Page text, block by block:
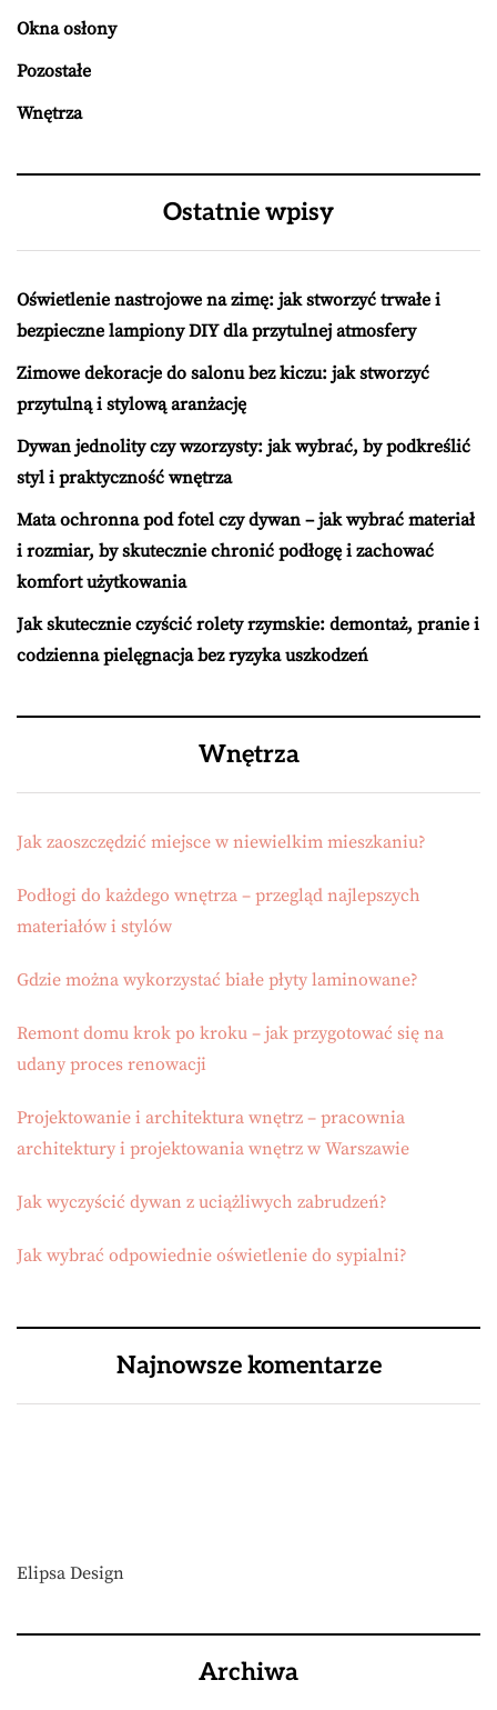
Okna osłony
Pozostałe
Wnętrza
Ostatnie wpisy
Oświetlenie nastrojowe na zimę: jak stworzyć trwałe i
bezpieczne lampiony DIY dla przytulnej atmosfery
Zimowe dekoracje do salonu bez kiczu: jak stworzyć
przytulną i stylową aranżację
Dywan jednolity czy wzorzysty: jak wybrać, by podkreślić
styl i praktyczność wnętrza
Mata ochronna pod fotel czy dywan – jak wybrać materiał
i rozmiar, by skutecznie chronić podłogę i zachować
komfort użytkowania
Jak skutecznie czyścić rolety rzymskie: demontaż, pranie i
codzienna pielęgnacja bez ryzyka uszkodzeń
Wnętrza
Jak zaoszczędzić miejsce w niewielkim mieszkaniu?
Podłogi do każdego wnętrza – przegląd najlepszych
materiałów i stylów
Gdzie można wykorzystać białe płyty laminowane?
Remont domu krok po kroku – jak przygotować się na
udany proces renowacji
Projektowanie i architektura wnętrz – pracownia
architektury i projektowania wnętrz w Warszawie
Jak wyczyścić dywan z uciążliwych zabrudzeń?
Jak wybrać odpowiednie oświetlenie do sypialni?
Najnowsze komentarze
Elipsa Design
Archiwa